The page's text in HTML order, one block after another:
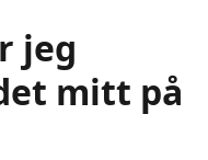
jeg
mitt på